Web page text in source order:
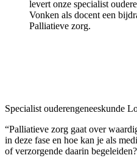
levert onze specialist
Vonken als docent een
Palliatieve zorg.
Specialist ouderengeneeskunde
“Palliatieve zorg gaat over
in deze fase en hoe kan je als
of verzorgende daarin